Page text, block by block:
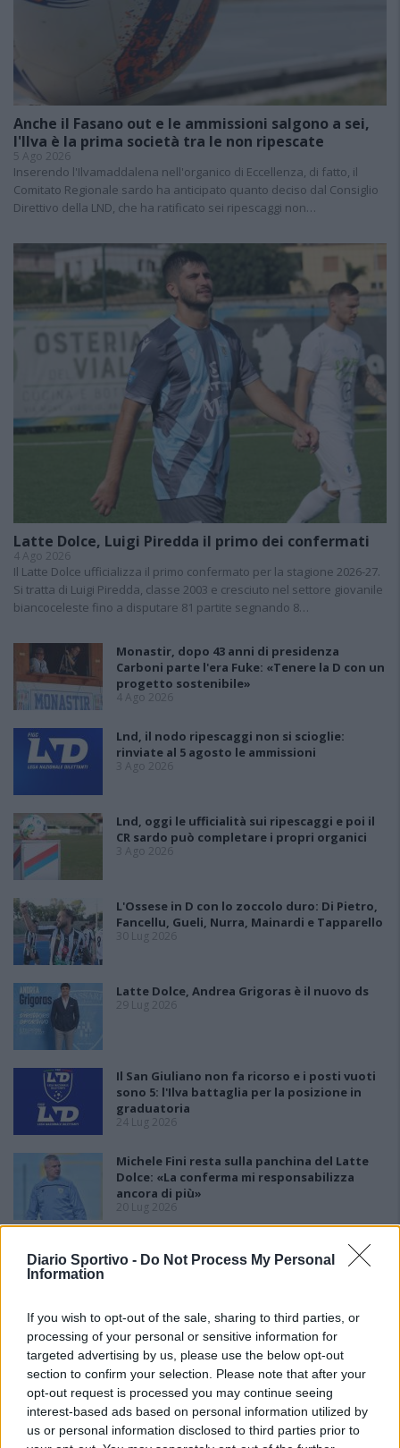
Diario Sportivo - Do Not Process My Personal
Information
If you wish to opt-out of the sale, sharing to third parties, or
processing of your personal or sensitive information for
targeted advertising by us, please use the below opt-out
section to confirm your selection. Please note that after your
opt-out request is processed you may continue seeing
interest-based ads based on personal information utilized by
us or personal information disclosed to third parties prior to
Anche il Fasano out e le ammissioni salgono a sei,
l'Ilva è la prima società tra le non ripescate
5 Ago 2026
Inserendo l'Ilvamaddalena nell'organico di Eccellenza, di fatto, il
Comitato Regionale sardo ha anticipato quanto deciso dal Consiglio
Direttivo della LND, che ha ratificato sei ripescaggi non…
Latte Dolce, Luigi Piredda il primo dei confermati
4 Ago 2026
Il Latte Dolce ufficializza il primo confermato per la stagione 2026-27.
Si tratta di Luigi Piredda, classe 2003 e cresciuto nel settore giovanile
biancoceleste fino a disputare 81 partite segnando 8…
Monastir, dopo 43 anni di presidenza
Carboni parte l'era Fuke: «Tenere la D con un
progetto sostenibile»
4 Ago 2026
Lnd, il nodo ripescaggi non si scioglie:
rinviate al 5 agosto le ammissioni
3 Ago 2026
Lnd, oggi le ufficialità sui ripescaggi e poi il
CR sardo può completare i propri organici
3 Ago 2026
L'Ossese in D con lo zoccolo duro: Di Pietro,
Fancellu, Gueli, Nurra, Mainardi e Tapparello
30 Lug 2026
Latte Dolce, Andrea Grigoras è il nuovo ds
29 Lug 2026
Il San Giuliano non fa ricorso e i posti vuoti
sono 5: l'Ilva battaglia per la posizione in
graduatoria
24 Lug 2026
Michele Fini resta sulla panchina del Latte
Dolce: «La conferma mi responsabilizza
ancora di più»
20 Lug 2026
Ossese, la prima volta in serie D è con mister
promozione Carlo Cotroneo